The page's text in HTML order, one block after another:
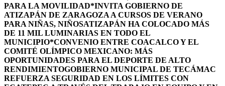
PARA LA MOVILIDAD*INVITA GOBIERNO DE
ATIZAPÁN DE ZARAGOZA A CURSOS DE VERANO
PARA NIÑAS, NIÑOSATIZAPÁN HA COLOCADO MÁS
DE 11 MIL LUMINARIAS EN TODO EL
MUNICIPIO*CONVENIO ENTRE COACALCO Y EL
COMITÉ OLÍMPICO MEXICANO: MÁS
OPORTUNIDADES PARA EL DEPORTE DE ALTO
RENDIMIENTOGOBIERNO MUNICIPAL DE TECÁMAC
REFUERZA SEGURIDAD EN LOS LÍMITES CON